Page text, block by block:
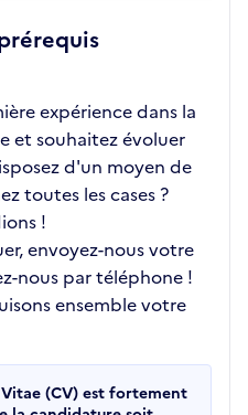
expérience dans la
et souhaitez évoluer
d'un moyen de
toutes les cases ?
!
envoyez-nous votre
nous par téléphone !
ensemble votre
(CV) est fortement